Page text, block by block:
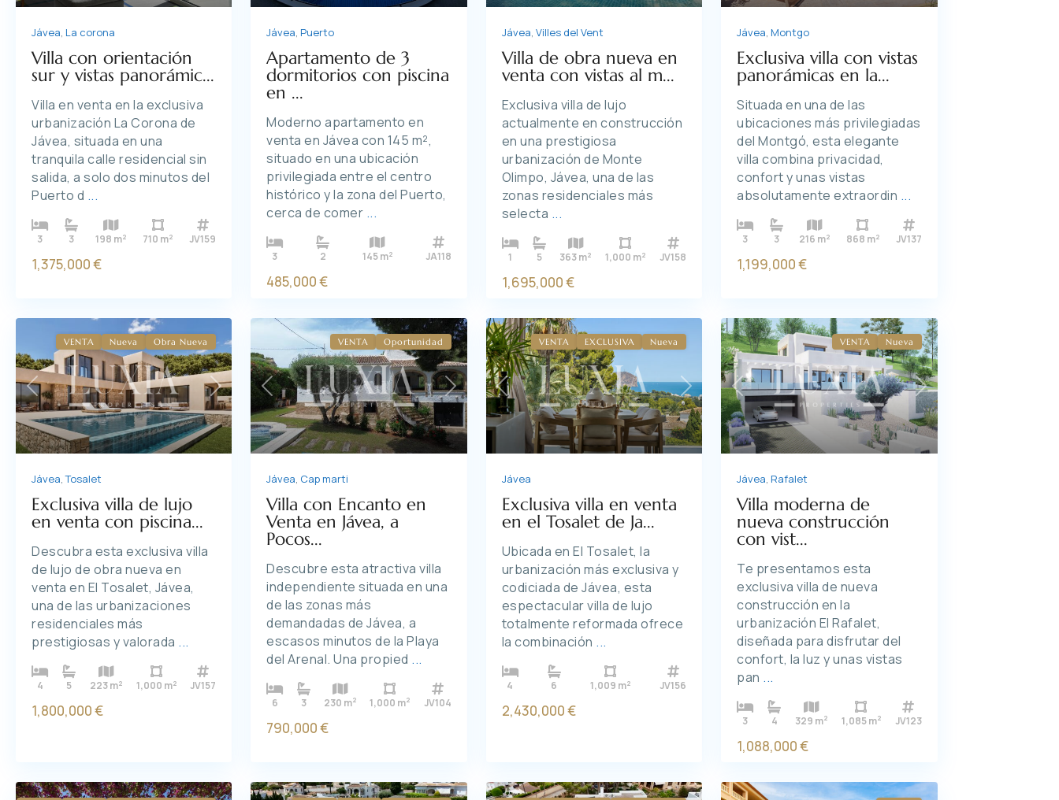
Jávea, La corona
Villa con orientación
sur y vistas panorámic...
Villa en venta en la exclusiva
urbanización La Corona de
Jávea, situada en una
tranquila calle residencial sin
salida, a solo dos minutos del
Puerto d ...
3 3 198 m2 710 m2 JV159
1,375,000 €
Jávea, Puerto
Apartamento de 3
dormitorios con piscina
en ...
Moderno apartamento en
venta en Jávea con 145 m²,
situado en una ubicación
privilegiada entre el centro
histórico y la zona del Puerto,
cerca de comer ...
3 2 145 m2 JA118
485,000 €
Jávea, Villes del Vent
Villa de obra nueva en
venta con vistas al m...
Exclusiva villa de lujo
actualmente en construcción
en una prestigiosa
urbanización de Monte
Olimpo, Jávea, una de las
zonas residenciales más
selecta ...
1 5 363 m2 1,000 m2 JV158
1,695,000 €
Jávea, Montgo
Exclusiva villa con vistas
panorámicas en la...
Situada en una de las
ubicaciones más privilegiadas
del Montgó, esta elegante
villa combina privacidad,
confort y unas vistas
absolutamente extraordin ...
3 3 216 m2 868 m2 JV137
1,199,000 €
Previous Next
VENTA Nueva Obra Nueva
Jávea,Tosalet
Exclusiva villa de lujo
en venta con piscina...
Descubra esta exclusiva villa
de lujo de obra nueva en
venta en El Tosalet, Jávea,
una de las urbanizaciones
residenciales más
prestigiosas y valorada ...
4 5 223 m2 1,000 m2 JV157
1,800,000 €
Previous Next
VENTA Oportunidad
Jávea, Cap marti
Villa con Encanto en
Venta en Jávea, a
Pocos...
Descubre esta atractiva villa
independiente situada en una
de las zonas más
demandadas de Jávea, a
escasos minutos de la Playa
del Arenal. Una propied ...
6 3 230 m2 1,000 m2 JV104
790,000 €
Previous Next
VENTA EXCLUSIVA Nueva
Jávea
Exclusiva villa en venta
en el Tosalet de Ja...
Ubicada en El Tosalet, la
urbanización más exclusiva y
codiciada de Jávea, esta
espectacular villa de lujo
totalmente reformada ofrece
la combinación ...
4 6 1,009 m2 JV156
2,430,000 €
Previous Next
VENTA Nueva
Jávea, Rafalet
Villa moderna de
nueva construcción
con vist...
Te presentamos esta
exclusiva villa de nueva
construcción en la
urbanización El Rafalet,
diseñada para disfrutar del
confort, la luz y unas vistas
pan ...
3 4 329 m2 1,085 m2 JV123
1,088,000 €